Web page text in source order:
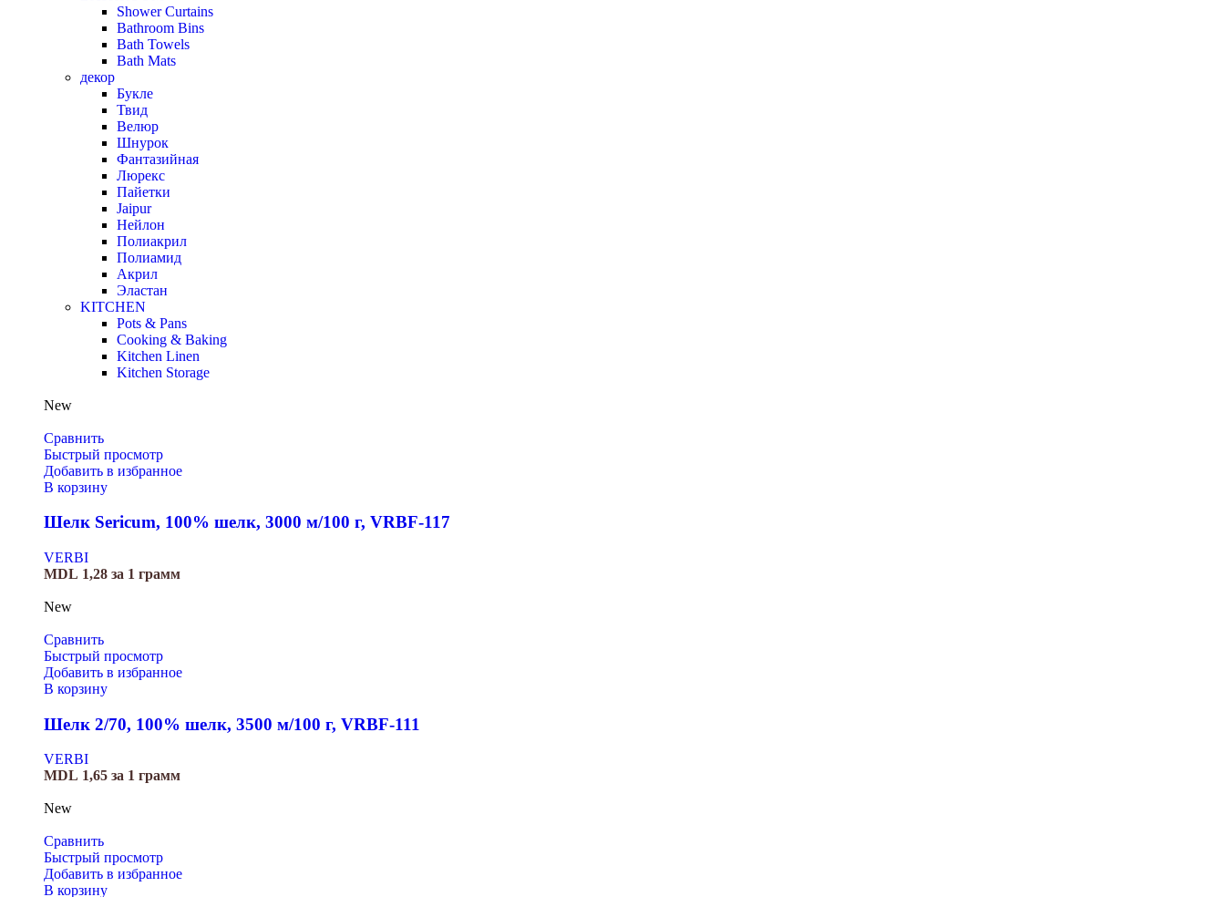
Shower Curtains
Bathroom Bins
Bath Towels
Bath Mats
декор
Букле
Твид
Велюр
Шнурок
Фантазийная
Люрекс
Пайетки
Jaipur
Нейлон
Полиакрил
Полиамид
Акрил
Эластан
KITCHEN
Pots & Pans
Cooking & Baking
Kitchen Linen
Kitchen Storage
New
Сравнить
Быстрый просмотр
Добавить в избранное
В корзину
Шелк Sericum, 100% шелк, 3000 м/100 г, VRBF-117
VERBI
MDL 1,28 за 1 грамм
New
Сравнить
Быстрый просмотр
Добавить в избранное
В корзину
Шелк 2/70, 100% шелк, 3500 м/100 г, VRBF-111
VERBI
MDL 1,65 за 1 грамм
New
Сравнить
Быстрый просмотр
Добавить в избранное
В корзину